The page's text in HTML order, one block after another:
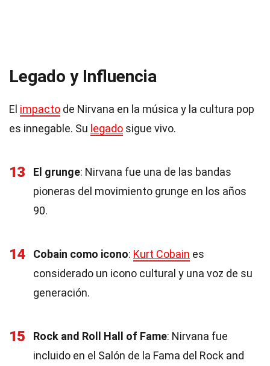
Legado y Influencia
El impacto de Nirvana en la música y la cultura pop
es innegable. Su legado sigue vivo.
13 El grunge: Nirvana fue una de las bandas
pioneras del movimiento grunge en los años
90.
14 Cobain como icono: Kurt Cobain es
considerado un icono cultural y una voz de su
generación.
15 Rock and Roll Hall of Fame: Nirvana fue
incluido en el Salón de la Fama del Rock and